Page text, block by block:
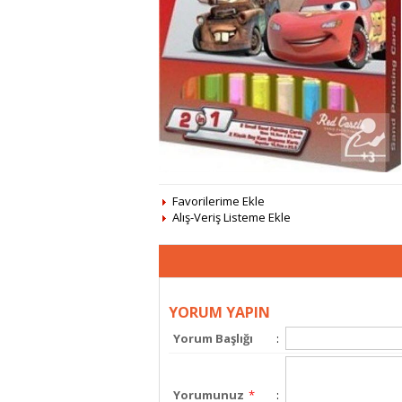
Favorilerime Ekle
Alış-Veriş Listeme Ekle
YORUM YAPIN
Yorum Başlığı :
Yorumunuz * :